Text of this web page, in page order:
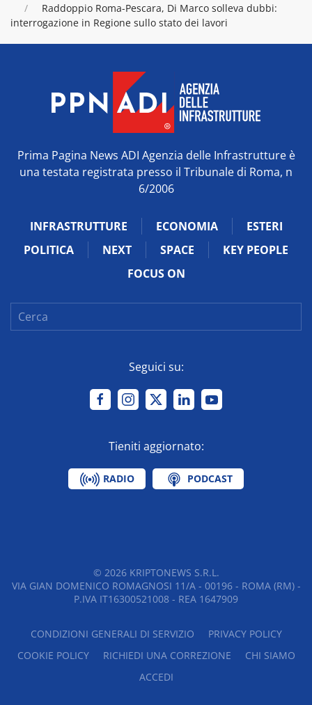
Raddoppio Roma-Pescara, Di Marco solleva dubbi:
interrogazione in Regione sullo stato dei lavori
Prima Pagina News ADI Agenzia delle Infrastrutture è
una testata registrata presso il Tribunale di Roma, n
6/2006
INFRASTRUTTURE ECONOMIA
ESTERI
POLITICA
NEXT SPACE
KEY PEOPLE
FOCUS ON
Seguici su:
Tieniti aggiornato:
RADIO PODCAST
© 2026KRIPTONEWS S.R.L.
VIA GIAN DOMENICO ROMAGNOSI 11/A - 00196 - ROMA (RM) -
P.IVA IT16300521008 - REA 1647909
CONDIZIONI GENERALI DI SERVIZIO
PRIVACY POLICY
COOKIE POLICY
RICHIEDI UNA CORREZIONE
CHI SIAMO
ACCEDI